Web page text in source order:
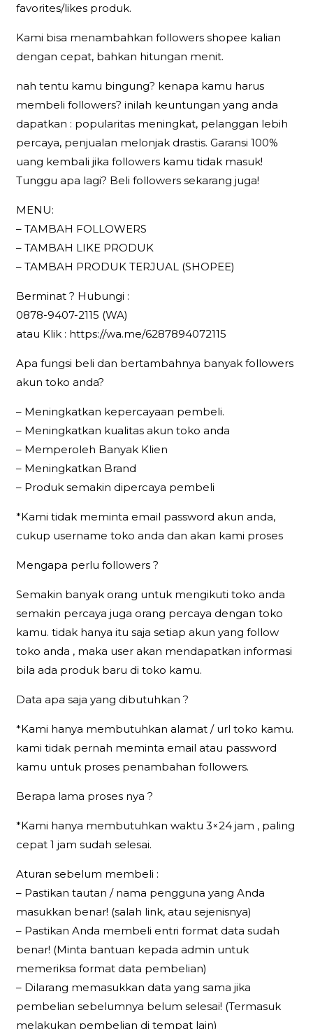
favorites/likes produk.
Kami bisa menambahkan followers shopee kalian
dengan cepat, bahkan hitungan menit.
nah tentu kamu bingung? kenapa kamu harus
membeli followers? inilah keuntungan yang anda
dapatkan : popularitas meningkat, pelanggan lebih
percaya, penjualan melonjak drastis. Garansi 100%
uang kembali jika followers kamu tidak masuk!
Tunggu apa lagi? Beli followers sekarang juga!
MENU:
– TAMBAH FOLLOWERS
– TAMBAH LIKE PRODUK
– TAMBAH PRODUK TERJUAL (SHOPEE)
Berminat ? Hubungi :
0878-9407-2115 (WA)
atau Klik : https://wa.me/6287894072115
Apa fungsi beli dan bertambahnya banyak followers
akun toko anda?
– Meningkatkan kepercayaan pembeli.
– Meningkatkan kualitas akun toko anda
– Memperoleh Banyak Klien
– Meningkatkan Brand
– Produk semakin dipercaya pembeli
*Kami tidak meminta email password akun anda,
cukup username toko anda dan akan kami proses
Mengapa perlu followers ?
Semakin banyak orang untuk mengikuti toko anda
semakin percaya juga orang percaya dengan toko
kamu. tidak hanya itu saja setiap akun yang follow
toko anda , maka user akan mendapatkan informasi
bila ada produk baru di toko kamu.
Data apa saja yang dibutuhkan ?
*Kami hanya membutuhkan alamat / url toko kamu.
kami tidak pernah meminta email atau password
kamu untuk proses penambahan followers.
Berapa lama proses nya ?
*Kami hanya membutuhkan waktu 3×24 jam , paling
cepat 1 jam sudah selesai.
Aturan sebelum membeli :
– Pastikan tautan / nama pengguna yang Anda
masukkan benar! (salah link, atau sejenisnya)
– Pastikan Anda membeli entri format data sudah
benar! (Minta bantuan kepada admin untuk
memeriksa format data pembelian)
– Dilarang memasukkan data yang sama jika
pembelian sebelumnya belum selesai! (Termasuk
melakukan pembelian di tempat lain)